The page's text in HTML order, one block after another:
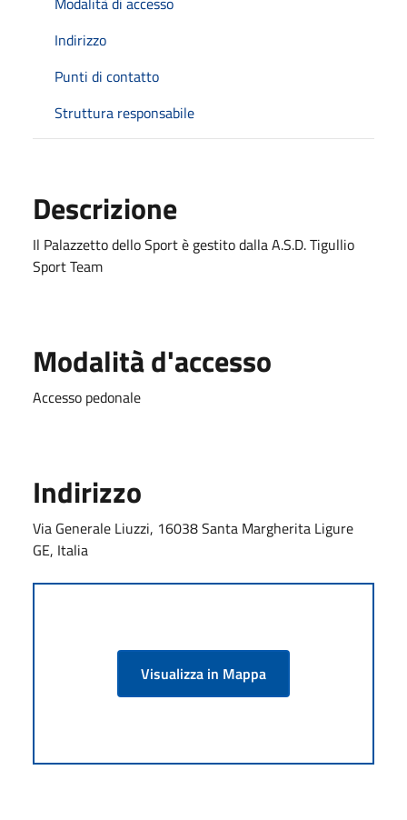
Indirizzo
Punti di contatto
Struttura responsabile
Descrizione
Il Palazzetto dello Sport è gestito dalla A.S.D. Tigullio
Sport Team
Modalità d'accesso
Accesso pedonale
Indirizzo
Via Generale Liuzzi, 16038 Santa Margherita Ligure
GE, Italia
Visualizza in Mappa